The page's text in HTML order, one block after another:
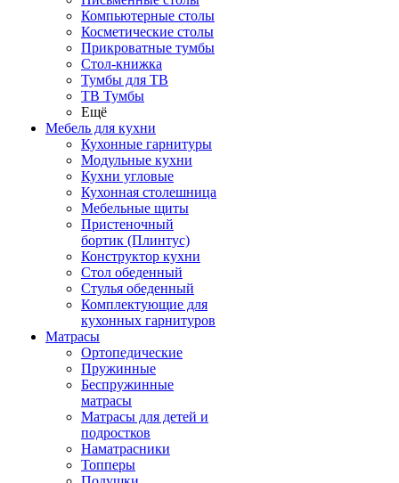
Компьютерные столы
Косметические столы
Прикроватные тумбы
Стол-книжка
Тумбы для ТВ
ТВ Тумбы
Ещё
Мебель для кухни
Кухонные гарнитуры
Модульные кухни
Кухни угловые
Кухонная столешница
Мебельные щиты
Пристеночный
бортик (Плинтус)
Конструктор кухни
Стол обеденный
Стулья обеденный
Комплектующие для
кухонных гарнитуров
Матраcы
Ортопедические
Пружинные
Беспружинные
матрасы
Матрасы для детей и
подростков
Наматрасники
Топперы